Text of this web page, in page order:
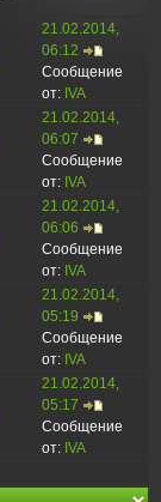
21.02.2014,
06:12
Сообщение
от: IVA
21.02.2014,
06:07
Сообщение
от: IVA
21.02.2014,
06:06
Сообщение
от: IVA
21.02.2014,
05:19
Сообщение
от: IVA
21.02.2014,
05:17
Сообщение
от: IVA